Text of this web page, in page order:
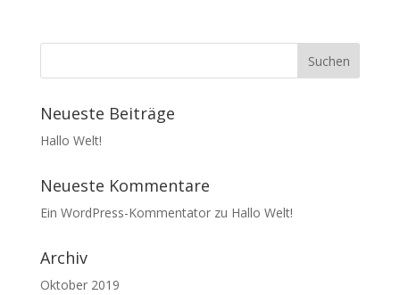
Neueste Beiträge
Hallo Welt!
Neueste Kommentare
Ein WordPress-Kommentatorzu Hallo Welt!
Archiv
Oktober 2019